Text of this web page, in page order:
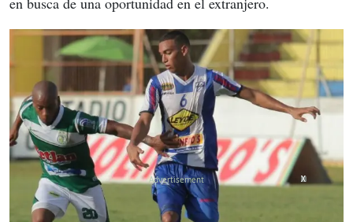
X
X